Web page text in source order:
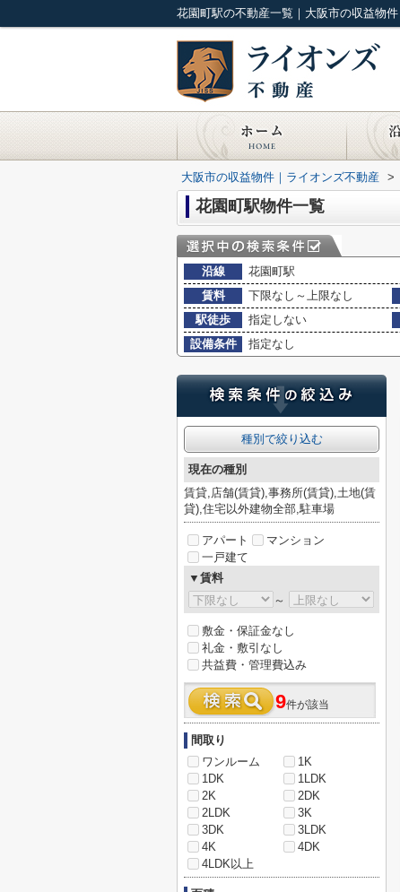
花園町駅の不動産一覧｜大阪市の収益物
大阪市の収益物件｜ライオンズ不動産 >
花園町駅物件一覧
沿線
花園町駅
賃料
下限なし～上限なし
駅徒歩
指定しない
設備条件
指定なし
種別で絞り込む
現在の種別
賃貸,店舗(賃貸),事務所(賃貸),土地(賃
貸),住宅以外建物全部,駐車場
アパート
マンション
一戸建て
▼賃料
～
敷金・保証金なし
礼金・敷引なし
共益費・管理費込み
9件が該当
間取り
ワンルーム
1K
1DK
1LDK
2K
2DK
2LDK
3K
3DK
3LDK
4K
4DK
4LDK以上